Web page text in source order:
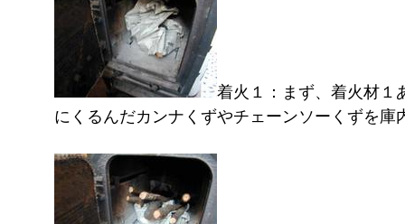
着火１：まず、着火材１
にくるんだカンナくずやチェーンソーくずを庫